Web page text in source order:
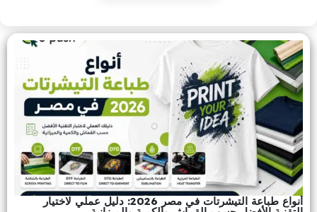
أنواع طباعة التيشرتات في مصر 2026: دليل عملي لاختيار